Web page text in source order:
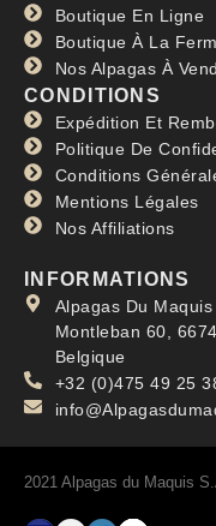
Boutique En Ligne
Boutique À La
Nos Alpagas À
CONDITIONS
Expédition Et
Politique De
Conditions
Mentions Légales
Nos Affiliations
INFORMATIONS
Alpagas Du Maquis
Montleban 60,
Belgique
+32 (0)475 49 25
2021 Alpagas du Maquis